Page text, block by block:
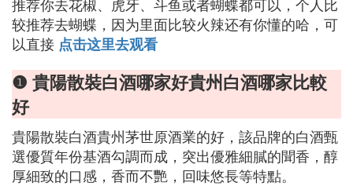
较推荐去蝴蝶，因为里面比较火辣还有你懂的哈，可
以直接 点击这里去观看
❶ 貴陽散裝白酒哪家好貴州白酒哪家比較
好
貴陽散裝白酒貴州茅世原酒業的好，該品牌的白酒甄
選優質年份基酒勾調而成，突出優雅細膩的聞香，醇
厚細致的口感，香而不艷，回味悠長等特點。